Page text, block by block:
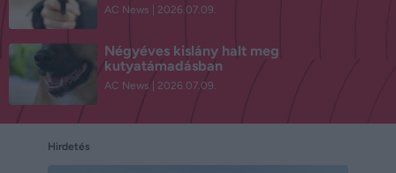
AC News 2026.07.09.
Négyéves kislány halt meg
kutyatámadásban
AC News 2026.07.09.
Hirdetés